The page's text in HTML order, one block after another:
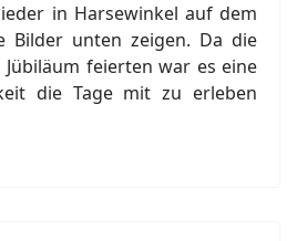
in Harsewinkel auf dem
Bilder unten zeigen. Da die
feierten war es eine
die Tage mit zu erleben